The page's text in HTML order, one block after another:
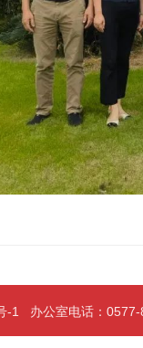
-1 办公室电话：